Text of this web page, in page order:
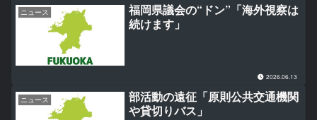
ニュース
福岡県議会の“ドン”「海外視察は
続けます」
2026.06.13
ニュース
部活動の遠征「原則公共交通機関
や貸切りバス」